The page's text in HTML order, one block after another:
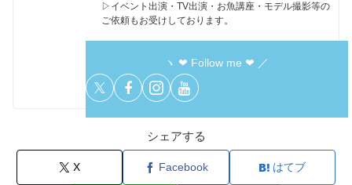
▷イベント出演・TV出演・お魚講座・モデル撮影等の
ご依頼もお受けしております。
ヽ ❤︎ Follow me ❤︎ ／
シェアする
X Facebook はてブ